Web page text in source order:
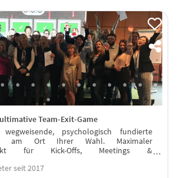
Team-Exit-Game
psychologisch fundierte
am Ort Ihrer Wahl. Maximaler
Effekt für Kick-Offs, Meetings &
Personen.
seit 2017